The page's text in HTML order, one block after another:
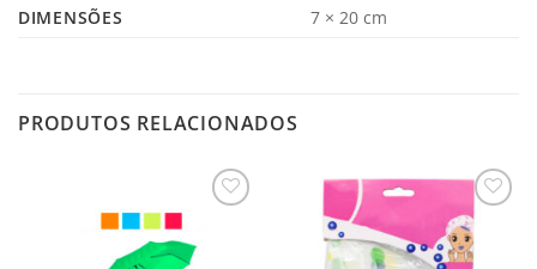
DIMENSÕES
7 × 20 cm
PRODUTOS RELACIONADOS
Salvar
Lista